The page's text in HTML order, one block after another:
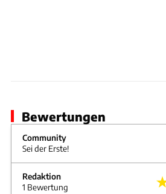
Bewertungen
Community
Sei der Erste!
Redaktion
1 Bewertung